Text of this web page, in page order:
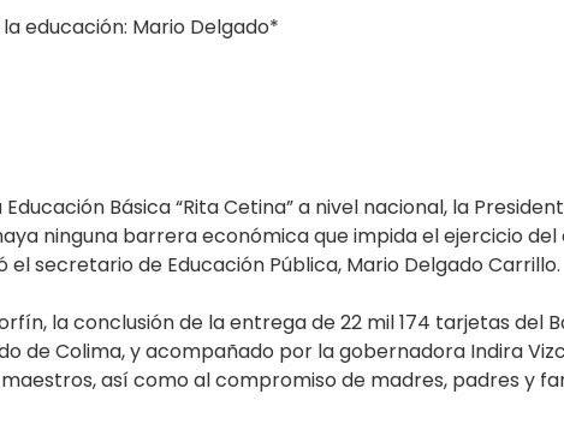
educación: Mario Delgado*
Básica “Rita Cetina” a nivel nacional, la
ninguna barrera económica que impida el ejercicio
secretario de Educación Pública, Mario Delgado Carrillo.
la conclusión de la entrega de 22 mil 174 tarjetas del
de Colima, y acompañado por la gobernadora Indira
así como al compromiso de madres, padres y